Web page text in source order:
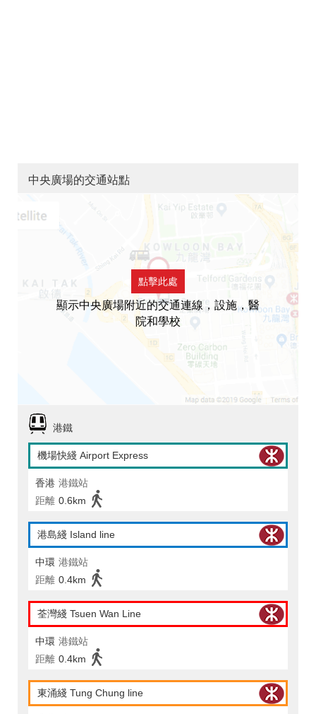
中央廣場的交通站點
點擊此處
顯示中央廣場附近的交通連線，設施，醫
院和學校
港鐵
機場快綫 Airport Express
香港 港鐵站
距離 0.6km
港島綫 Island line
中環 港鐵站
距離 0.4km
荃灣綫 Tsuen Wan Line
中環 港鐵站
距離 0.4km
東涌綫 Tung Chung line